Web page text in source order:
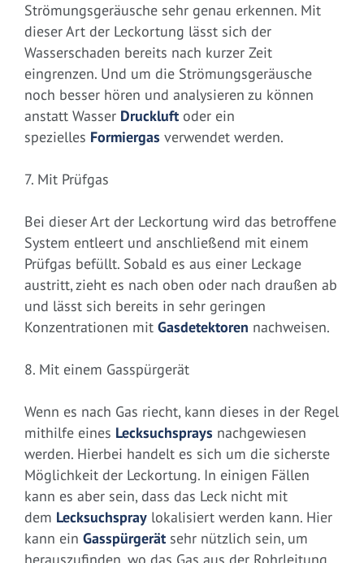
Strömungsgeräusche sehr genau erkennen. Mit
dieser Art der Leckortung lässt sich der
Wasserschaden bereits nach kurzer Zeit
eingrenzen. Und um die Strömungsgeräusche
noch besser hören und analysieren zu können
anstatt Wasser Druckluft oder ein
spezielles Formiergas verwendet werden.
7. Mit Prüfgas
Bei dieser Art der Leckortung wird das betroffene
System entleert und anschließend mit einem
Prüfgas befüllt. Sobald es aus einer Leckage
austritt, zieht es nach oben oder nach draußen ab
und lässt sich bereits in sehr geringen
Konzentrationen mit Gasdetektoren nachweisen.
8. Mit einem Gasspürgerät
Wenn es nach Gas riecht, kann dieses in der Regel
mithilfe eines Lecksuchsprays nachgewiesen
werden. Hierbei handelt es sich um die sicherste
Möglichkeit der Leckortung. In einigen Fällen
kann es aber sein, dass das Leck nicht mit
dem Lecksuchspray lokalisiert werden kann. Hier
kann ein Gasspürgerät sehr nützlich sein, um